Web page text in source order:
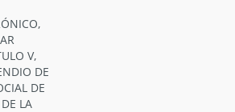
V,
DE
DE
LA